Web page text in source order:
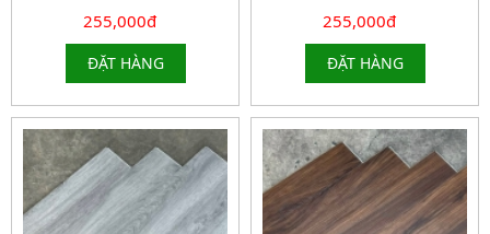
255,000đ
ĐẶT HÀNG
255,000đ
ĐẶT HÀNG